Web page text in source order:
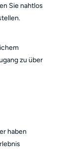
Sie nahtlos
zu über
haben